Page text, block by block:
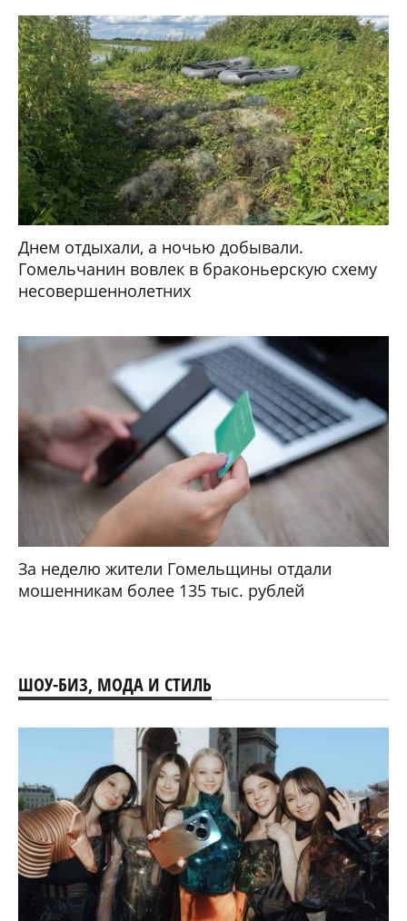
Днем отдыхали, а ночью добывали.
Гомельчанин вовлек в браконьерскую схему
несовершеннолетних
За неделю жители Гомельщины отдали
мошенникам более 135 тыс. рублей
ШОУ-БИЗ, МОДА И СТИЛЬ